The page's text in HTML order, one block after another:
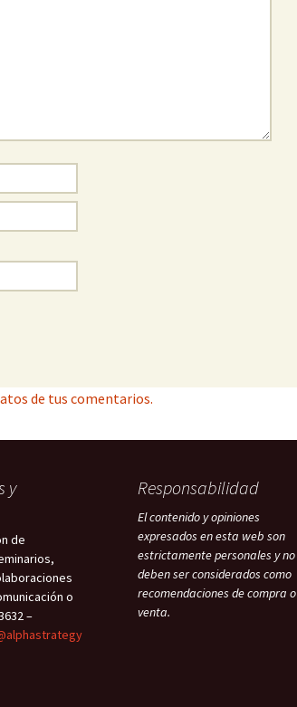
de tus comentarios.
y
de
o
–
Responsabilidad
El contenido y opiniones
expresados en esta web son
estrictamente personales y no
deben ser considerados como
recomendaciones de compra o
venta.